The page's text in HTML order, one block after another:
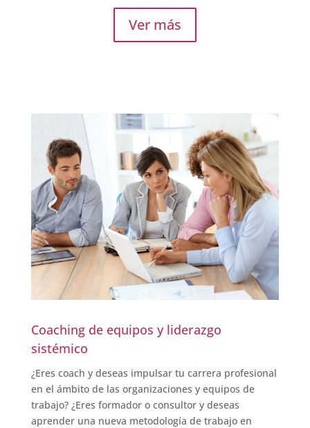
Ver más
Coaching de equipos y liderazgo
sistémico
¿Eres coach y deseas impulsar tu carrera profesional
en el ámbito de las organizaciones y equipos de
trabajo? ¿Eres formador o consultor y deseas
aprender una nueva metodología de trabajo en